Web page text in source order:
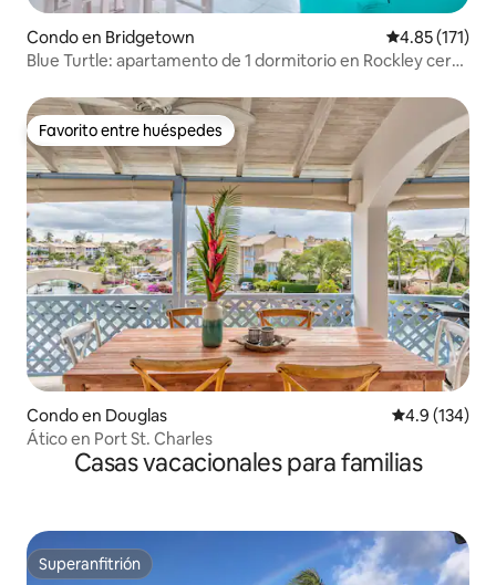
Condo en Bridgetown Calificación
4.85 (171)
Blue Turtle: apartamento de 1 dormitorio en Rockley cerca
Favorito entre huéspedes
Favorito entre huéspedes
Condo en Douglas Calificación
4.9 (134)
Ático en Port St. Charles
Casas vacacionales para familias
Superanfitrión
Superanfitrión